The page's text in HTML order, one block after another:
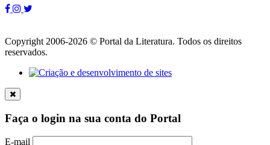
Copyright 2006-2026 © Portal da Literatura. Todos os direitos
reservados.
Faça o login na sua conta do Portal
E-mail